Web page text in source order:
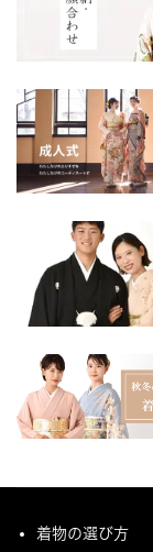
着物の選び方